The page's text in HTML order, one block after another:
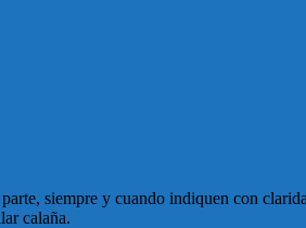
siempre y cuando indiquen con
calaña.